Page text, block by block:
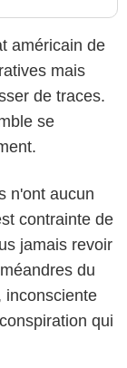
américain de
mais
de traces.
se
n'ont aucun
contrainte de
jamais revoir
du
inconsciente
qui